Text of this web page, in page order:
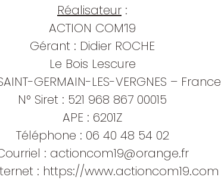
Réalisateur :
ACTION COM’19
Gérant : Didier ROCHE
Le Bois Lescure
GERMAIN-LES-VERGNES – France
N° Siret : 521 968 867 00015
APE : 6201Z
Téléphone : 06 40 48 54 02
: actioncom19@orange.fr
: https://www.actioncom19.com